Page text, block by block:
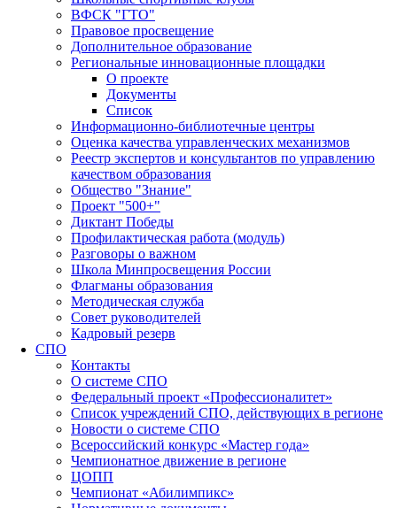
ВФСК "ГТО"
Правовое просвещение
Дополнительное образование
Региональные инновационные площадки
О проекте
Документы
Список
Информационно-библиотечные центры
Оценка качества управленческих механизмов
Реестр экспертов и консультантов по управлению
качеством образования
Общество "Знание"
Проект "500+"
Диктант Победы
Профилактическая работа (модуль)
Разговоры о важном
Школа Минпросвещения России
Флагманы образования
Методическая служба
Совет руководителей
Кадровый резерв
СПО
Контакты
О системе СПО
Федеральный проект «Профессионалитет»
Список учреждений СПО, действующих в регионе
Новости о системе СПО
Всероссийский конкурс «Мастер года»
Чемпионатное движение в регионе
ЦОПП
Чемпионат «Абилимпикс»